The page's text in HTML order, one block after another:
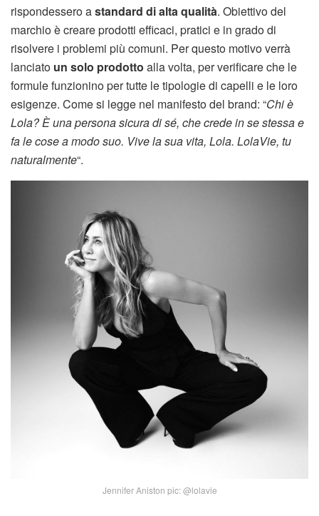
rispondessero astandard di alta qualità. Obiettivo del
marchio è creare prodotti efficaci, pratici e in grado di
risolvere i problemi più comuni. Per questo motivo verrà
lanciato un solo prodotto alla volta, per verificare che le
formule funzionino per tutte le tipologie di capelli e le loro
esigenze. Come si legge nel manifesto del brand: “Chi è
Lola? È una persona sicura di sé, che crede in se stessa e
fa le cose a modo suo. Vive la sua vita, Lola. LolaVie, tu
naturalmente“.
Jennifer Aniston pic: @lolavie